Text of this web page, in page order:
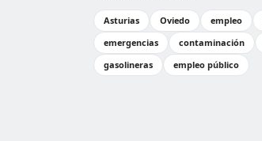
Asturias Oviedo empleo
emergencias
contaminación
gasolineras
empleo público